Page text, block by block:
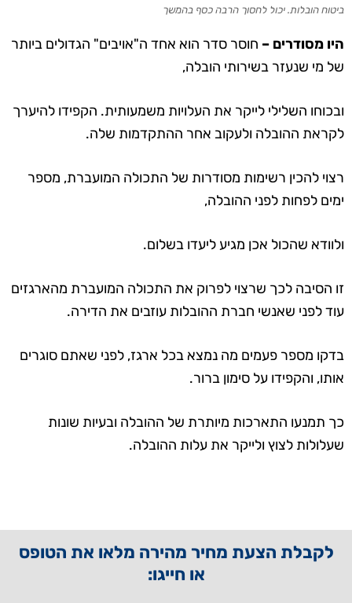
ביטוח הובלות. יכול לחסוך הרבה כסף בהמשך
היו מסודרים – חוסר סדר הוא אחד ה"אויבים" הגדולים ביותר
של מי שנעזר בשירותי הובלה,
ובכוחו השלילי לייקר את העלויות משמעותית. הקפידו להיערך
לקראת ההובלה ולעקוב אחר ההתקדמות שלה.
רצוי להכין רשימות מסודרות של התכולה המועברת, מספר
ימים לפחות לפני ההובלה,
ולוודא שהכול אכן מגיע ליעדו בשלום.
זו הסיבה לכך שרצוי לפרוק את התכולה המועברת מהארגזים
עוד לפני שאנשי חברת ההובלות עוזבים את הדירה.
בדקו מספר פעמים מה נמצא בכל ארגז, לפני שאתם סוגרים
אותו, והקפידו על סימון ברור.
כך תמנעו התארכות מיותרת של ההובלה ובעיות שונות
שעלולות לצוץ ולייקר את עלות ההובלה.
לקבלת הצעת מחיר מהירה מלאו את הטופס
או חייגו: